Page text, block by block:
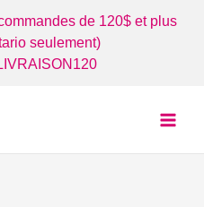
de 120$ et plus
seulement)